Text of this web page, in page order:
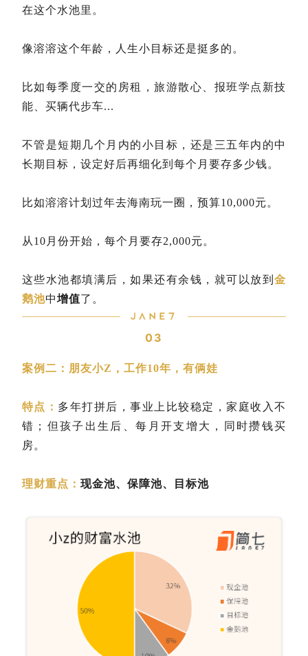
在这个水池里。
像溶溶这个年龄，人生小目标还是挺多的。
比如每季度一交的房租，旅游散心、报班学点新技
能、买辆代步车...
不管是短期几个月内的小目标，还是三五年内的中
长期目标，设定好后再细化到每个月要存多少钱。
比如溶溶计划过年去海南玩一圈，预算10,000元。
从10月份开始，每个月要存2,000元。
这些水池都填满后，如果还有余钱，就可以放到 金
鹅池中增值了。
03
案例二：朋友小Z，工作10年，有俩娃
特点： 多年打拼后，事业上比较稳定，家庭收入不
错；但孩子出生后、每月开支增大，同时攒钱买
房。
理财重点： 现金池、保障池、目标池